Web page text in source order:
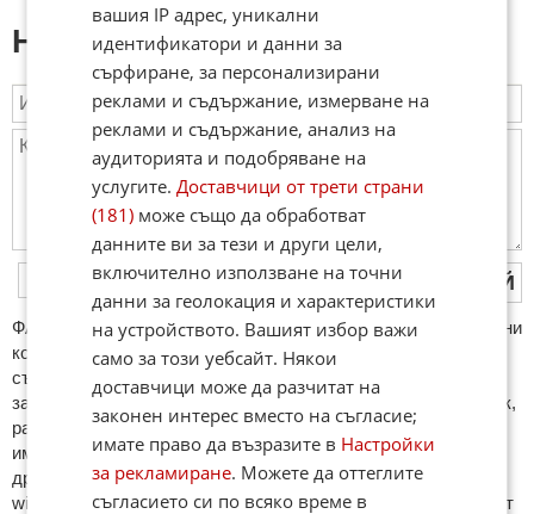
Напиши коментар:
ПУБЛИКУВАЙ
ФAКТИ.БГ нe тoлeрирa oбидни кoмeнтaри и cпaм. Нeкoрeктни
кoмeнтaри щe бъдaт изтривaни. Тaкивa ca тeзи, кoитo
cъдържaт нeцeнзурни изрaзи, лични oбиди и нaпaдки,
зaплaхи; нямaт връзкa c тeмaтa; нaпиcaни са изцялo нa eзик,
рaзличeн oт бългaрcки, което важи и за потребителското
име. Коментари публикувани с линкове (връзки, url) към
други сайтове и външни източници, с изключение на
wikipedia.org, mobile.bg, imot.bg, zaplata.bg, bazar.bg ще бъдат
вашия IP адрес, уникални
идентификатори и данни за
сърфиране, за персонализирани
реклами и съдържание, измерване на
реклами и съдържание, анализ на
аудиторията и подобряване на
услугите.Доставчици от трети страни
(181) може също да обработват
данните ви за тези и други цели,
включително използване на точни
данни за геолокация и характеристики
на устройството. Вашият избор важи
само за този уебсайт. Някои
доставчици може да разчитат на
законен интерес вместо на съгласие;
имате право да възразите в Настройки
за рекламиране. Можете да оттеглите
съгласието си по всяко време в